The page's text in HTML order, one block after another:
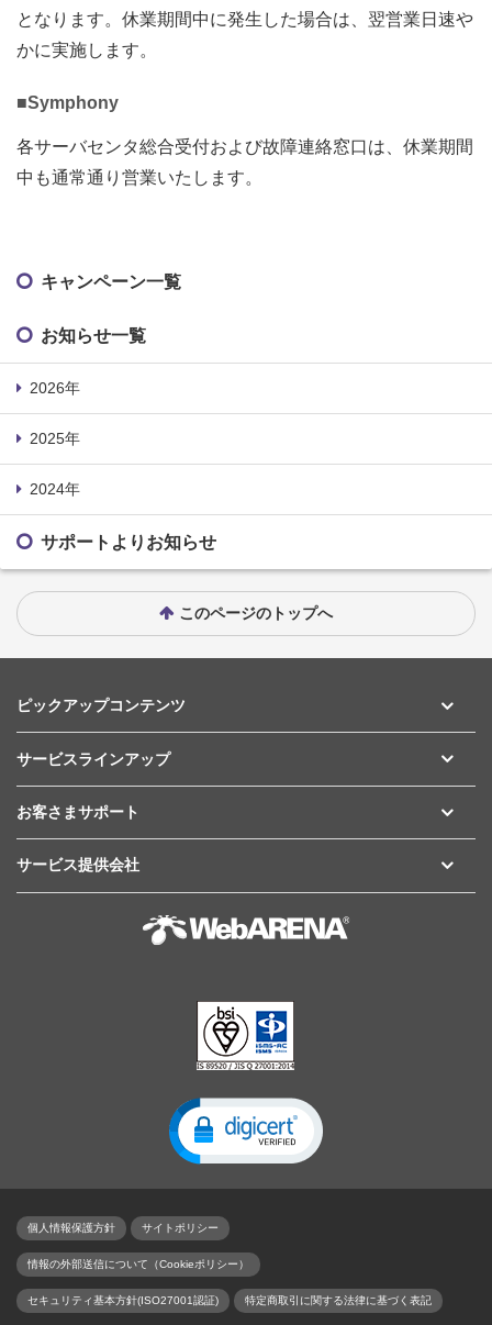
となります。休業期間中に発生した場合は、翌営業日速や
かに実施します。
■Symphony
各サーバセンタ総合受付および故障連絡窓口は、休業期間
中も通常通り営業いたします。
キャンペーン一覧
お知らせ一覧
2026年
2025年
2024年
サポートよりお知らせ
このページのトップへ
ピックアップコンテンツ
サービスラインアップ
お客さまサポート
サービス提供会社
個人情報保護方針 サイトポリシー
情報の外部送信について（Cookieポリシー）
セキュリティ基本方針(ISO27001認証) 特定商取引に関する法律に基づく表記